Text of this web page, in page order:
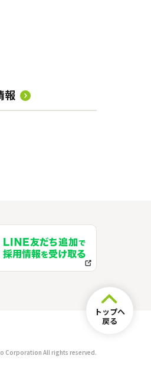
報
トップへ
戻る
Corporation All rights reserved.